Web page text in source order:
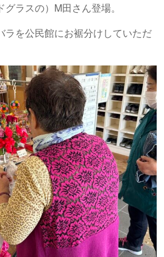
ラスの）M田さん登場。
ラを公民館にお裾分けしていただ